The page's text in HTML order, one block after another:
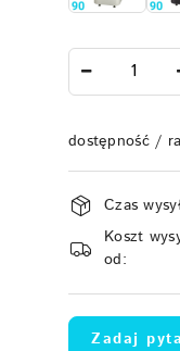
dostępność /
i
dostawa
Czas
Koszt
od:
Zadaj